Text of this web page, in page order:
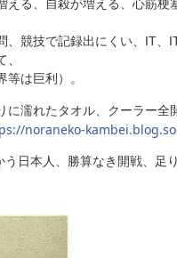
る、自殺が増える、心筋
競技で記録出にくい、IT、
は巨利）。
濡れたタオル、クーラー全
noraneko-
日本人、勝算なき開戦、足